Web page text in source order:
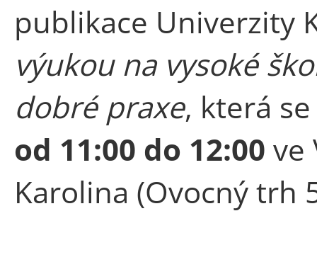
publikace Univerzity
výukou na vysoké
dobré praxe, která
od 11:00 do 12:00 ve
Karolina (Ovocný trh